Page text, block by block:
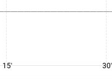
15' 30'